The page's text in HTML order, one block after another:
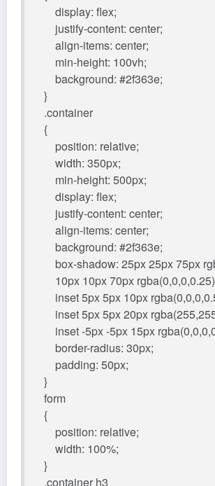
display: flex;
justify-content: center;
align-items: center;
min-height: 100vh;
background: #2f363e;
}
.container
{
position: relative;
width: 350px;
min-height: 500px;
display: flex;
justify-content: center;
align-items: center;
background: #2f363e;
box-shadow: 25px 25px 75px
10px 10px 70px
inset 5px 5px 10px
inset 5px 5px 20px
inset -5px -5px 15px
border-radius: 30px;
padding: 50px;
}
form
{
position: relative;
width: 100%;
}
.container h3